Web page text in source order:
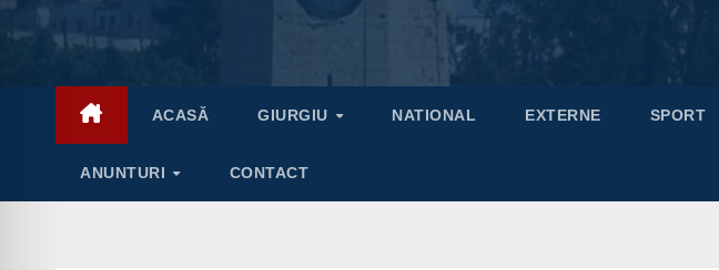
ACASĂ GIURGIU NATIONAL EXTERNE SPORT
ANUNTURI CONTACT